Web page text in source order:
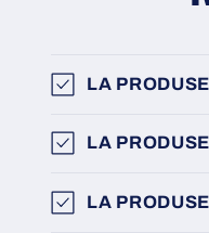
LA
LA
LA